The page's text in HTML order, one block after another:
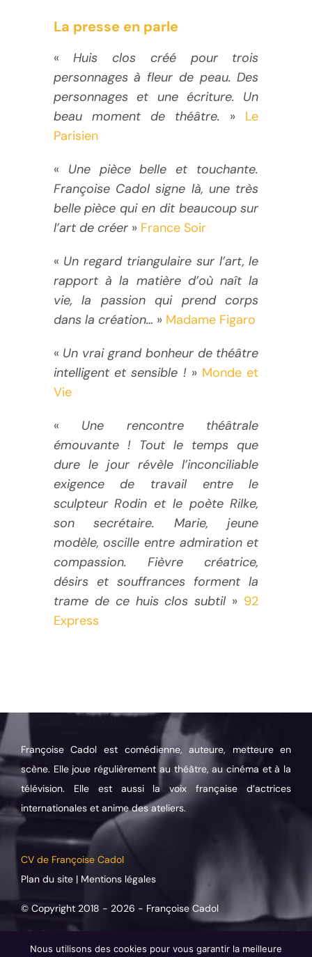
La presse en parle
«Huis clos créé pour trois
personnages à fleur de peau. Des
personnages et une écriture. Un
beau moment de théâtre. » Le
Parisien
« Une pièce belle et touchante.
Françoise Cadol signe là, une très
belle pièce qui en dit beaucoup sur
l’art de créer» France Soir
« Un regard triangulaire sur l’art, le
rapport à la matière d’où naît la
vie, la passion qui prend corps
dans la création… » Madame Figaro
« Un vrai grand bonheur de théâtre
intelligent et sensible !» Monde et
Vie
« Une rencontre théâtrale
émouvante ! Tout le temps que
dure le jour révèle l’inconciliable
exigence de travail entre le
sculpteur Rodin et le poète Rilke,
son secrétaire. Marie, jeune
modèle, oscille entre admiration et
compassion. Fièvre créatrice,
désirs et souffrances forment la
trame de ce huis clos subtil» 92
Express
Françoise Cadol est comédienne, auteure, metteure en
scène. Elle joue régulièrement au théâtre, au cinéma et à la
télévision. Elle est aussi la voix française d’actrices
internationales et anime des ateliers.
CV de Françoise Cadol
Plan du site | Mentions légales
© Copyright 2018 - 2026 - Françoise Cadol
Prenez contact
Nous utilisons des cookies pour vous garantir la meilleure